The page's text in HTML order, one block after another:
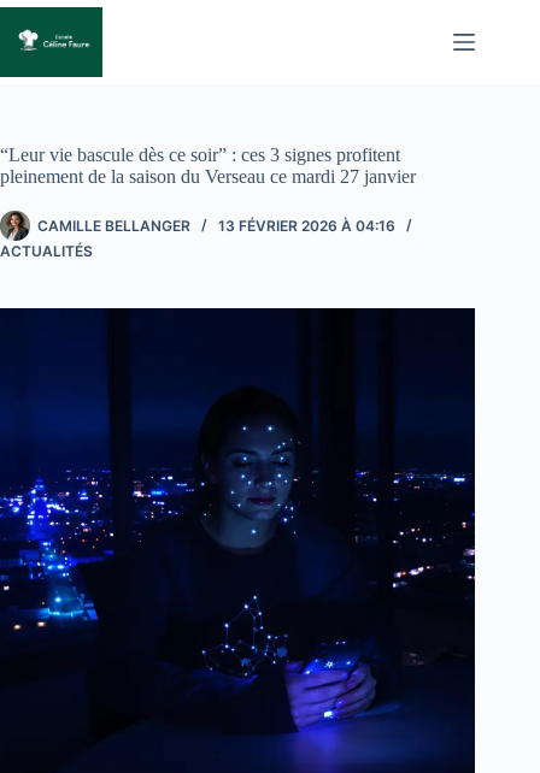
Passer
contenu
“Leur vie bascule dès ce soir” : ces 3 signes profitent
pleinement de la saison du Verseau ce mardi 27 janvier
CAMILLE BELLANGER
13 FÉVRIER 2026 À 04:16
ACTUALITÉS